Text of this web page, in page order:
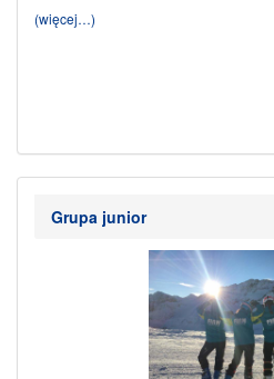
(więcej…)
Grupa junior